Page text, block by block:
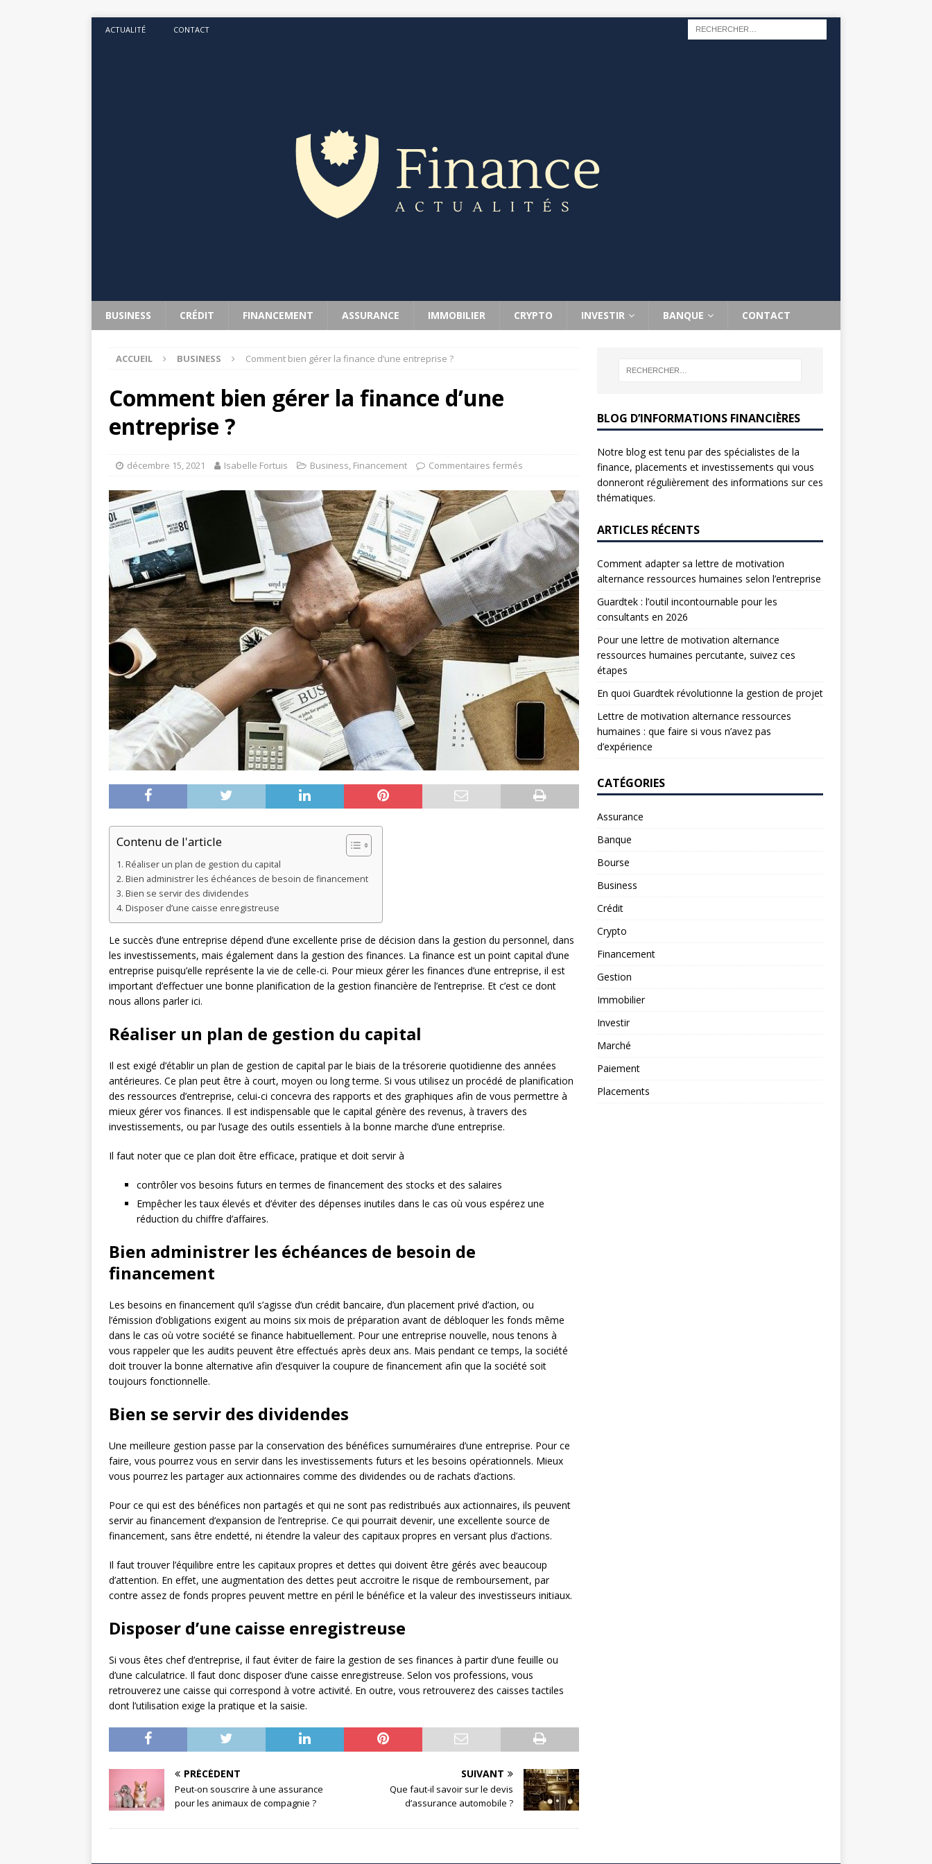
ACTUALITÉ CONTACT
BUSINESS CRÉDIT FINANCEMENT ASSURANCE IMMOBILIER CRYPTO INVESTIR BANQUE CONTACT
ACCUEIL BUSINESS Comment bien gérer la finance d’une entreprise ?
Comment bien gérer la finance d’une
entreprise ?
décembre 15, 2021 Isabelle Fortuis Business, Financement Commentaires fermés
Contenu de l'article
Réaliser un plan de gestion du capital
Bien administrer les échéances de besoin de financement
Bien se servir des dividendes
Disposer d’une caisse enregistreuse
Le succès d’une entreprise dépend d’une excellente prise de décision dans la gestion du personnel, dans
les investissements, mais également dans la gestion des finances. La finance est un point capital d’une
entreprise puisqu’elle représente la vie de celle-ci. Pour mieux gérer les finances d’une entreprise, il est
important d’effectuer une bonne planification de la gestion financière de l’entreprise. Et c’est ce dont
nous allons parler ici.
Réaliser un plan de gestion du capital
Il est exigé d’établir un plan de gestion de capital par le biais de la trésorerie quotidienne des années
antérieures. Ce plan peut être à court, moyen ou long terme. Si vous utilisez un procédé de planification
des ressources d’entreprise, celui-ci concevra des rapports et des graphiques afin de vous permettre à
mieux gérer vos finances. Il est indispensable que le capital génère des revenus, à travers des
investissements, ou par l’usage des outils essentiels à la bonne marche d’une entreprise.
Il faut noter que ce plan doit être efficace, pratique et doit servir à
contrôler vos besoins futurs en termes de financement des stocks et des salaires
Empêcher les taux élevés et d’éviter des dépenses inutiles dans le cas où vous espérez une
réduction du chiffre d’affaires.
Bien administrer les échéances de besoin de
financement
Les besoins en financement qu’il s’agisse d’un crédit bancaire, d’un placement privé d’action, ou
l’émission d’obligations exigent au moins six mois de préparation avant de débloquer les fonds même
dans le cas où votre société se finance habituellement. Pour une entreprise nouvelle, nous tenons à
vous rappeler que les audits peuvent être effectués après deux ans. Mais pendant ce temps, la société
doit trouver la bonne alternative afin d’esquiver la coupure de financement afin que la société soit
toujours fonctionnelle.
Bien se servir des dividendes
Une meilleure gestion passe par la conservation des bénéfices surnuméraires d’une entreprise. Pour ce
faire, vous pourrez vous en servir dans les investissements futurs et les besoins opérationnels. Mieux
vous pourrez les partager aux actionnaires comme des dividendes ou de rachats d’actions.
Pour ce qui est des bénéfices non partagés et qui ne sont pas redistribués aux actionnaires, ils peuvent
servir au financement d’expansion de l’entreprise. Ce qui pourrait devenir, une excellente source de
financement, sans être endetté, ni étendre la valeur des capitaux propres en versant plus d’actions.
Il faut trouver l’équilibre entre les capitaux propres et dettes qui doivent être gérés avec beaucoup
d’attention. En effet, une augmentation des dettes peut accroitre le risque de remboursement, par
contre assez de fonds propres peuvent mettre en péril le bénéfice et la valeur des investisseurs initiaux.
Disposer d’une caisse enregistreuse
Si vous êtes chef d’entreprise, il faut éviter de faire la gestion de ses finances à partir d’une feuille ou
d’une calculatrice. Il faut donc disposer d’une caisse enregistreuse. Selon vos professions, vous
retrouverez une caisse qui correspond à votre activité. En outre, vous retrouverez des caisses tactiles
dont l’utilisation exige la pratique et la saisie.
PRÉCÉDENT
Peut-on souscrire à une assurance
pour les animaux de compagnie ?
SUIVANT
Que faut-il savoir sur le devis
d’assurance automobile ?
BLOG D’INFORMATIONS FINANCIÈRES
Notre blog est tenu par des spécialistes de la
finance, placements et investissements qui vous
donneront régulièrement des informations sur ces
thématiques.
ARTICLES RÉCENTS
Comment adapter sa lettre de motivation
alternance ressources humaines selon l’entreprise
Guardtek : l’outil incontournable pour les
consultants en 2026
Pour une lettre de motivation alternance
ressources humaines percutante, suivez ces
étapes
En quoi Guardtek révolutionne la gestion de projet
Lettre de motivation alternance ressources
humaines : que faire si vous n’avez pas
d’expérience
CATÉGORIES
Assurance
Banque
Bourse
Business
Crédit
Crypto
Financement
Gestion
Immobilier
Investir
Marché
Paiement
Placements